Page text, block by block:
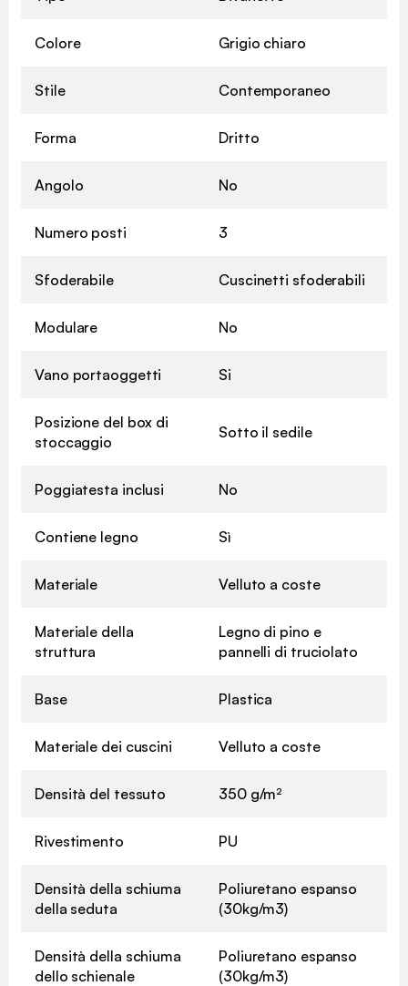
Colore Grigio chiaro
Stile Contemporaneo
Forma Dritto
Angolo No
Numero posti 3
Sfoderabile Cuscinetti sfoderabili
Modulare No
Vano portaoggetti Si
Posizione del box di
stoccaggio
Sotto il sedile
Poggiatesta inclusi No
Contiene legno Sì
Materiale Velluto a coste
Materiale della
struttura
Legno di pino e
pannelli di truciolato
Base Plastica
Materiale dei cuscini Velluto a coste
Densità del tessuto 350 g/m²
Rivestimento PU
Densità della schiuma
della seduta
Poliuretano espanso
(30kg/m3)
Densità della schiuma
dello schienale
Poliuretano espanso
(30kg/m3)